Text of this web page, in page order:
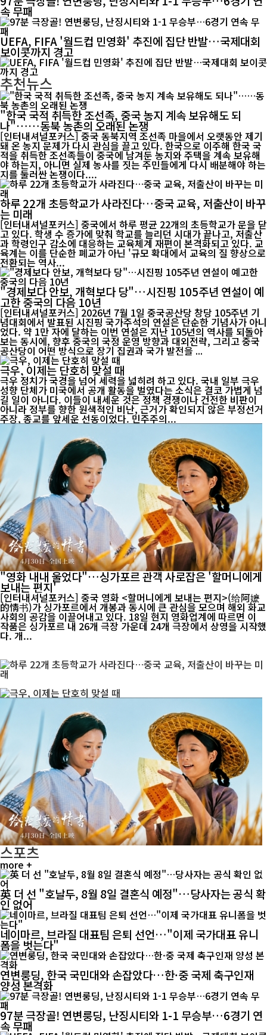
속 무패
UEFA, FIFA '월드컵 민영화' 추진에 집단 반발…국제대회
보이콧까지 경고
추천뉴스
"한국 국적 취득한 조선족, 중국 농지 계속 보유해도 되
나"……동북 농촌의 오래된 논쟁
[인터내셔널포커스] 중국 동북지역 조선족 마을에서 오랫동안 제기
돼 온 농지 문제가 다시 관심을 끌고 있다. 한국으로 이주해 한국 국
적을 취득한 조선족들이 중국에 남겨둔 농지와 주택을 계속 보유해
야 하는지, 아니면 실제 농사를 짓는 주민들에게 다시 배분해야 하는
지를 둘러싼 논쟁이다....
하루 22개 초등학교가 사라진다…중국 교육, 저출산이 바꾸
는 미래
[인터내셔널포커스] 중국에서 하루 평균 22개의 초등학교가 문을 닫
고 있다. 학생 수 증가에 맞춰 학교를 늘리던 시대가 끝나고, 저출산
과 학령인구 감소에 대응하는 교육체계 재편이 본격화되고 있다. 교
육계는 이를 단순한 폐교가 아닌 '규모 확대에서 교육의 질 향상으로
전환되는 역사...
"경제보다 안보, 개혁보다 당"…시진핑 105주년 연설이 예
고한 중국의 다음 10년
[인터내셔널포커스] 2026년 7월 1일 중국공산당 창당 105주년 기
념대회에서 발표된 시진핑 국가주석의 연설은 단순한 기념사가 아니
었다. 약 1만 자에 달하는 이번 연설은 지난 105년의 역사를 되돌아
보는 동시에, 향후 중국의 국정 운영 방향과 대외전략, 그리고 중국
공산당이 어떤 방식으로 장기 집권과 국가 발전을 ...
극우, 이제는 단호히 맞설 때
극우 정치가 국경을 넘어 세력을 넓히려 하고 있다. 국내 일부 극우
성향 단체가 미국에서 공개 활동을 벌였다는 소식은 결코 가볍게 넘
길 일이 아니다. 이들이 내세운 것은 정책 경쟁이나 건전한 비판이
아니라 정부를 향한 원색적인 비난, 근거가 확인되지 않은 부정선거
주장, 종교를 앞세운 선동이었다. 민주주의...
"영화 내내 울었다"…싱가포르 관객 사로잡은 '할머니에게
보내는 편지'
[인터내셔널포커스] 중국 영화 <할머니에게 보내는 편지>(给阿嬷
的情书)가 싱가포르에서 개봉과 동시에 큰 관심을 모으며 해외 화교
사회의 공감을 이끌어내고 있다. 18일 현지 영화업계에 따르면 이
작품은 싱가포르 내 26개 극장 가운데 24개 극장에서 상영을 시작했
다. 개...
스포츠
more +
英 더 선 "호날두, 8월 8일 결혼식 예정"…당사자는 공식 확
인 없어
네이마르, 브라질 대표팀 은퇴 선언…"이제 국가대표 유니
폼을 벗는다"
연변룽딩, 한국 국민대와 손잡았다…한·중 국제 축구인재
양성 본격화
97분 극장골! 연변룽딩, 난징시티와 1-1 무승부…6경기 연
속 무패